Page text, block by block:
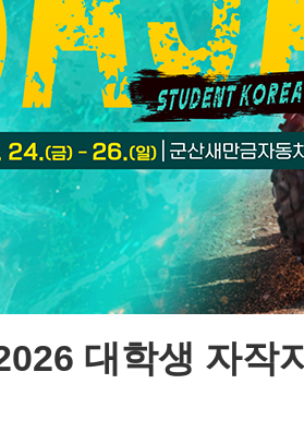
대학생 자작